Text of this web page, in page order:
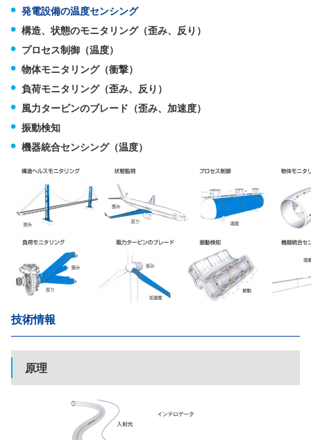
発電設備の温度センシング
構造、状態のモニタリング（歪み、反り）
プロセス制御（温度）
物体モニタリング（衝撃）
負荷モニタリング（歪み、反り）
風力タービンのブレード（歪み、加速度）
振動検知
機器統合センシング（温度）
技術情報
原理